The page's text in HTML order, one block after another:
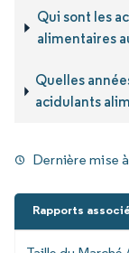
Qui sont les
alimentaires
Quelles
acidulants
Dernière mise
Rapports